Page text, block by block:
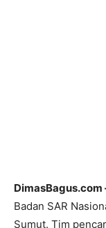
DimasBagus.com
Badan SAR
Sumut. Tim